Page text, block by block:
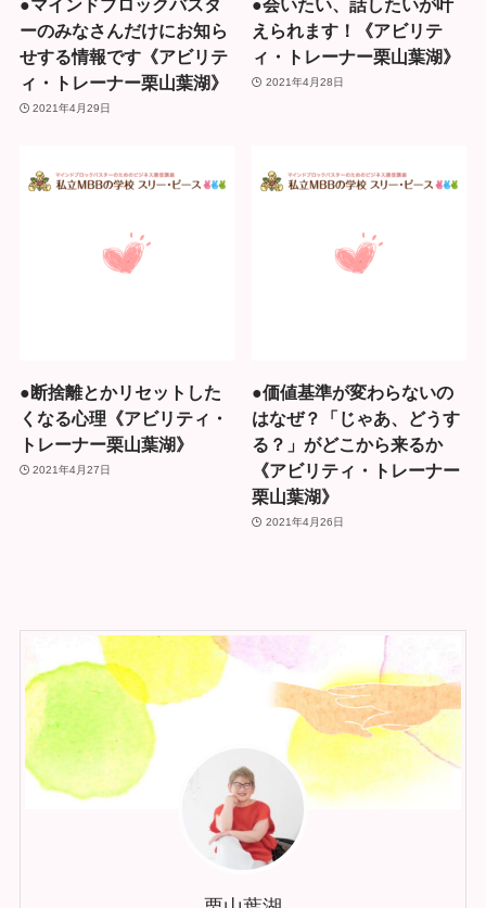
●マインドブロックバスタ
ーのみなさんだけにお知ら
せする情報です《アビリテ
ィ・トレーナー栗山葉湖》
2021年4月29日
●会いたい、話したいが叶
えられます！《アビリテ
ィ・トレーナー栗山葉湖》
2021年4月28日
●断捨離とかリセットした
くなる心理《アビリティ・
トレーナー栗山葉湖》
2021年4月27日
●価値基準が変わらないの
はなぜ？「じゃあ、どうす
る？」がどこから来るか
《アビリティ・トレーナー
栗山葉湖》
2021年4月26日